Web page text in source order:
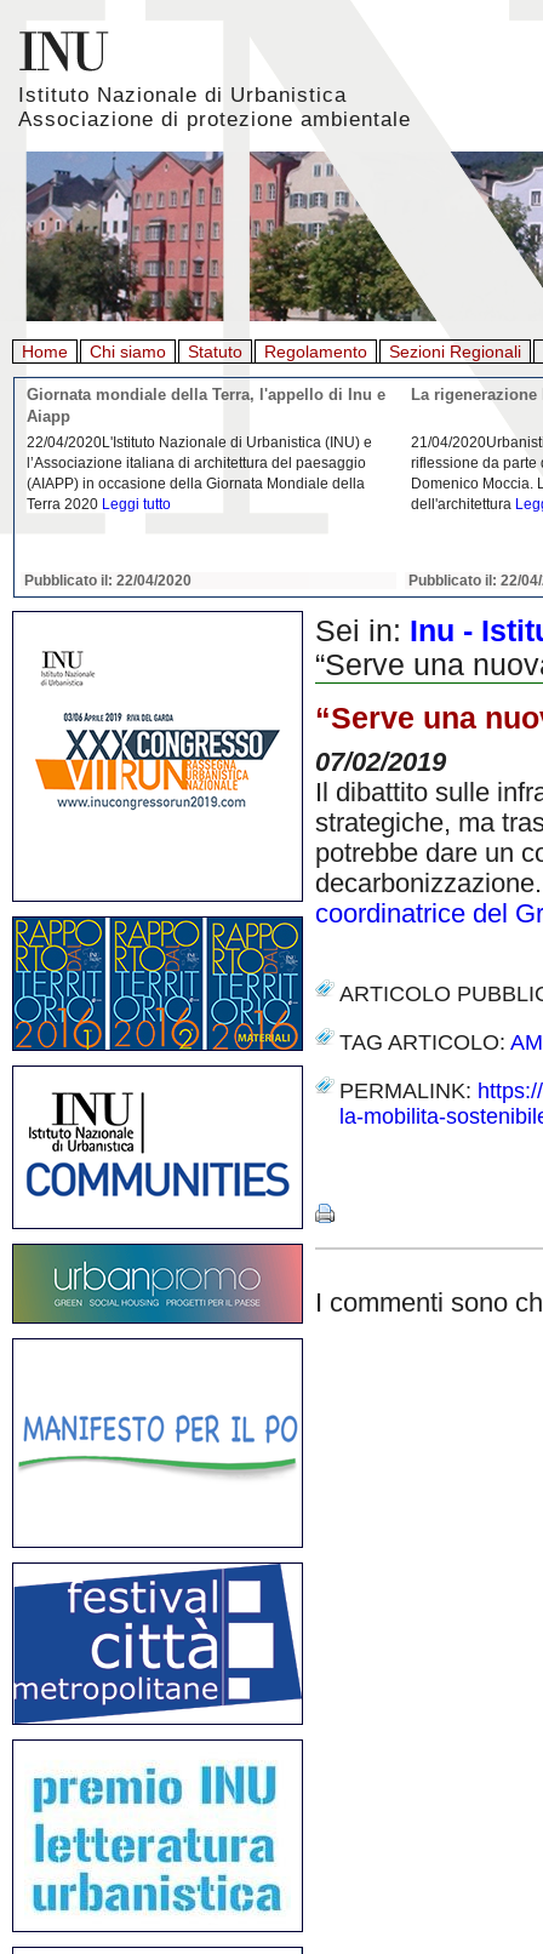
Istituto Nazionale di Urbanistica
Associazione di protezione ambientale
Home Chi siamo Statuto Regolamento Sezioni Regionali
Giornata mondiale della Terra, l'appello di Inu e
Aiapp
22/04/2020L'Istituto Nazionale di Urbanistica (INU) e
l’Associazione italiana di architettura del paesaggio
(AIAPP) in occasione della Giornata Mondiale della
Terra 2020 Leggi tutto
Pubblicato il: 22/04/2020
La
21/04/
riflessione da parte
Domenico Moccia.
dell'architettura
Pubblicato il: 22/
Sei in: Inu -
“Serve una
“Serve una
07/02/2019
Il dibattito sulle
strategiche, ma
potrebbe dare un
coordinatrice del
ARTICOLO
TAG ARTICOLO:
PERMALINK:
la-mobilita-
I commenti sono